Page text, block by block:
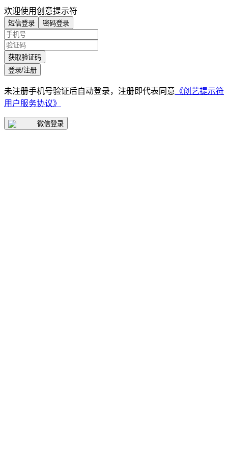
欢迎使用创意提示符
短信登录 密码登录
获取验证码
登录/注册
未注册手机号验证后自动登录，注册即代表同意 《创艺提示符
用户服务协议》
微信登录